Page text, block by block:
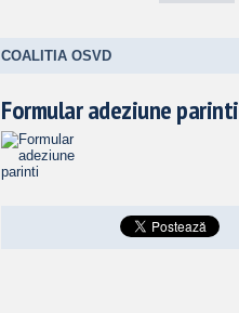
COALITIA OSVD
Formular adeziune parinti